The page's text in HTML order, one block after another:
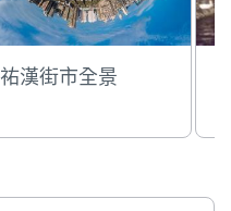
祐漢街市全景